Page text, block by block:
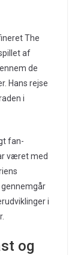
The
af
de
Hans rejse
i
fan-
været med
gennemgår
i
og